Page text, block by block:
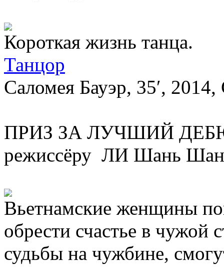
Короткая жизнь танца.
Танцор
Саломея Бауэр, 35′, 2014,
ПРИЗ ЗА ЛУЧШИЙ
режиссёру ЛИ Шань
Вьетнамские женщины
обрести счастье в чужой
судьбы на чужбине,